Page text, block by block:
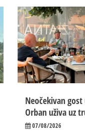
Neočekivan gost
Orban uživa uz
07/08/2026